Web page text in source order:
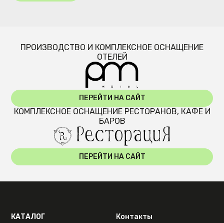
ПРОИЗВОДСТВО И КОМПЛЕКСНОЕ ОСНАЩЕНИЕ
ОТЕЛЕЙ
ПЕРЕЙТИ НА САЙТ
КОМПЛЕКСНОЕ ОСНАЩЕНИЕ РЕСТОРАНОВ, КАФЕ И
БАРОВ
ПЕРЕЙТИ НА САЙТ
КАТАЛОГ
Контакты